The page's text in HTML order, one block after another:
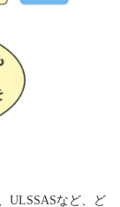
ULSSASなど、ど